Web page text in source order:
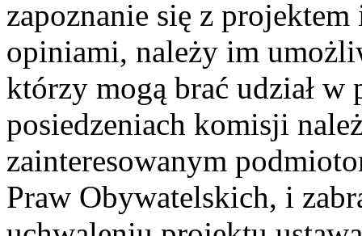
zapoznanie się z
opiniami, należy im
którzy mogą brać udział
posiedzeniach komisji
zainteresowanym
Praw Obywatelskich, i